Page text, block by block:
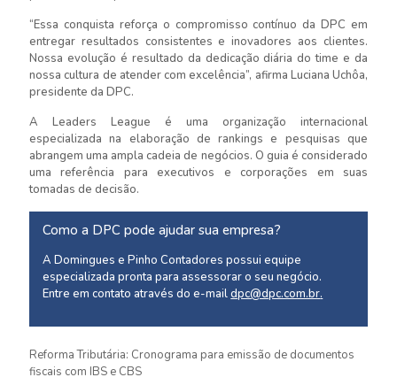
“Essa conquista reforça o compromisso contínuo da DPC em
entregar resultados consistentes e inovadores aos clientes.
Nossa evolução é resultado da dedicação diária do time e da
nossa cultura de atender com excelência”, afirma Luciana Uchôa,
presidente da DPC.
A Leaders League é uma organização internacional
especializada na elaboração de rankings e pesquisas que
abrangem uma ampla cadeia de negócios. O guia é considerado
uma referência para executivos e corporações em suas
tomadas de decisão.
Como a DPC pode ajudar sua empresa?
A Domingues e Pinho Contadores possui equipe
especializada pronta para assessorar o seu negócio.
Entre em contato através do e-maildpc@dpc.com.br.
Reforma Tributária: Cronograma para emissão de documentos
fiscais com IBS e CBS